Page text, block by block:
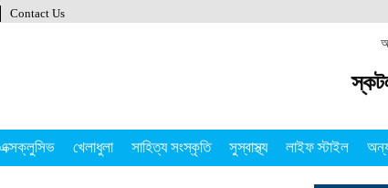
Contact Us
এক্সক্লুসিভ খেলাধুলা সাহিত্য সংস্কৃতি সুস্বাস্থ্য লাইফ স্টাইল